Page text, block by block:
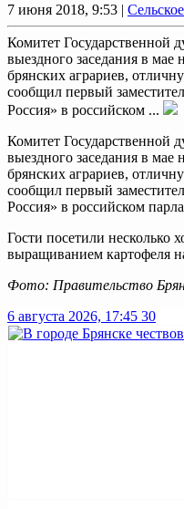
7 июня 2018, 9:53 |
Комитет Государственной
выездного заседания в
брянских аграриев,
сообщил первый
Россия» в российском ...
Комитет Государственной
выездного заседания в
брянских аграриев,
сообщил первый
Россия» в российском
Гости посетили несколько
выращиванием картофеля
Фото: Правительство
6 августа 2026, 17:45 30